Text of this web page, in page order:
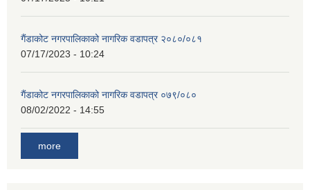
गैंडाकोट नगरपालिकाको नागरिक वडापत्र २०८०/०८१
07/17/2023 - 10:24
गैंडाकोट नगरपालिकाको नागरिक वडापत्र ०७९/०८०
08/02/2022 - 14:55
more